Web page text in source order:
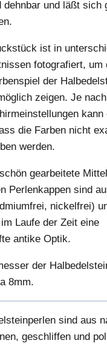
dehnbar und läßt sich
ist in
fotografiert, um
der
zeigen. Je
kann
die Farben nicht
werden.
gearbeitete
Perlenkappen sind
nickelfrei)
Laufe der Zeit eine
antike Optik.
der
8mm.
sind aus
geschliffen und